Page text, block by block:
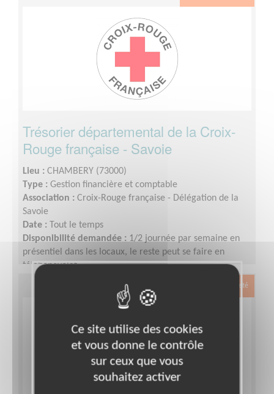
Trésorier départemental de la Croix-
Rouge française - Savoie
Lieu : CHAMBERY (73000)
Type : Gestion financière et comptable
Association : Croix-Rouge française - Délégation de la
Savoie
Date : Tout le temps
Disponibilité demandée : 1/2 journée par semaine en
présentiel dans les locaux, le reste peut se faire en
télébénévolat.
Exclusion & Pauvreté
Ce site utilise des cookies
et vous donne le contrôle
sur ceux que vous
souhaitez activer